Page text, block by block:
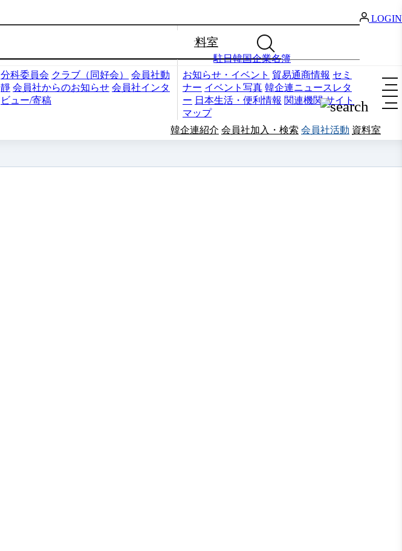
分科委員会 クラブ（同好会）
会員社動
靜 会員社からのお知らせ 会員社インタ
ビュー/寄稿
資料室
お知らせ・イベント 貿易通商情報 セミ
ナー イベント写真 韓企連ニュースレタ
ー 日本生活・便利情報 関連機関 サイト
マップ
駐日韓国企業名簿
LOGIN
韓企連紹介 会員社加入・検索 会員社活動 資料室